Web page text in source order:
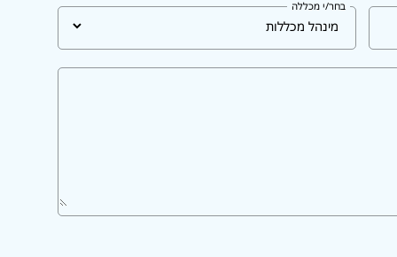
בחר/י מכללה